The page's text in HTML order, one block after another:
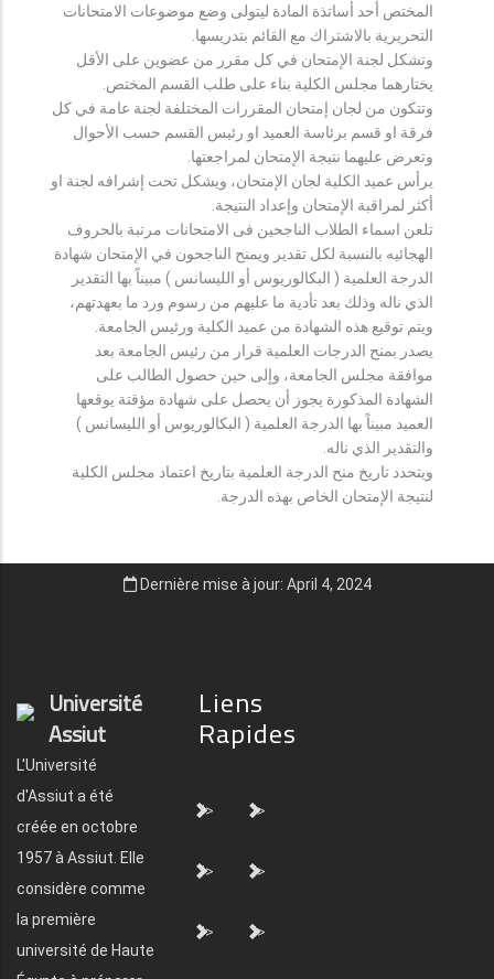
المختص أحد أساتذة المادة ليتولى وضع موضوعات الامتحانات
التحريرية بالاشتراك مع القائم بتدريسها.
وتشكل لجنة الإمتحان في كل مقرر من عضوين على الأقل
يختارهما مجلس الكلية بناء على طلب القسم المختص.
وتتكون من لجان إمتحان المقررات المختلفة لجنة عامة في كل
فرقة او قسم برئاسة العميد او رئيس القسم حسب الأحوال
وتعرض عليهما نتيجة الإمتحان لمراجعتها.
يرأس عميد الكلية لجان الإمتحان، ويشكل تحت إشرافه لجنة او
أكثر لمراقبة الإمتحان وإعداد النتيجة.
تلعن اسماء الطلاب الناجحين فى الامتحانات مرتبة بالحروف
الهجائيه بالنسبة لكل تقدير ويمنح الناجحون في الإمتحان شهادة
الدرجة العلمية ( البكالوريوس أو الليسانس ) مبيناً بها التقدير
الذي ناله وذلك بعد تأدية ما عليهم من رسوم ورد ما بعهدتهم،
ويتم توقيع هذه الشهادة من عميد الكلية ورئيس الجامعة.
يصدر بمنح الدرجات العلمية قرار من رئيس الجامعة بعد
موافقة مجلس الجامعة، وإلى حين حصول الطالب على
الشهادة المذكورة يجوز أن يحصل على شهادة مؤقتة يوقعها
العميد مبيناً بها الدرجة العلمية ( البكالوريوس أو الليسانس )
والتقدير الذي ناله.
ويتحدد تاريخ منح الدرجة العلمية بتاريخ اعتماد مجلس الكلية
لنتيجة الإمتحان الخاص بهذه الدرجة.
Dernière mise à jour: April 4, 2024
Université
Assiut
L'Université
d'Assiut a été
créée en octobre
1957 à Assiut. Elle
considère comme
la première
université de Haute
Liens
Rapides
"> ">
"> ">
"> ">